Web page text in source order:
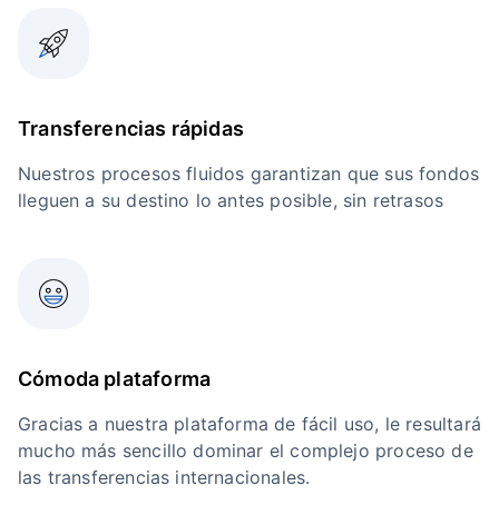
Transferencias rápidas
Nuestros procesos fluidos garantizan que sus fondos
lleguen a su destino lo antes posible, sin retrasos
Cómoda plataforma
Gracias a nuestra plataforma de fácil uso, le resultará
mucho más sencillo dominar el complejo proceso de
las transferencias internacionales.